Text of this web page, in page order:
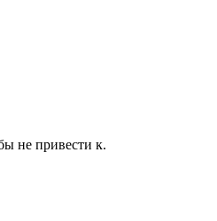
не привести к.